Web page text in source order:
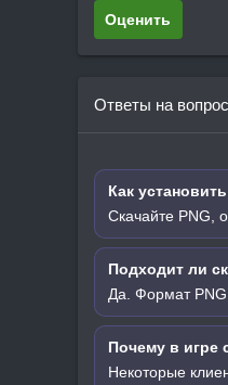
Оценить
Ответы на
Как
Скачайте PNG,
Подходит ли
Да. Формат PNG
Почему в игре
Некоторые